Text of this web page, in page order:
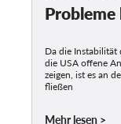
Probleme
Da die Instabilität
die USA offene
zeigen, ist es an
fließen
Mehr lesen